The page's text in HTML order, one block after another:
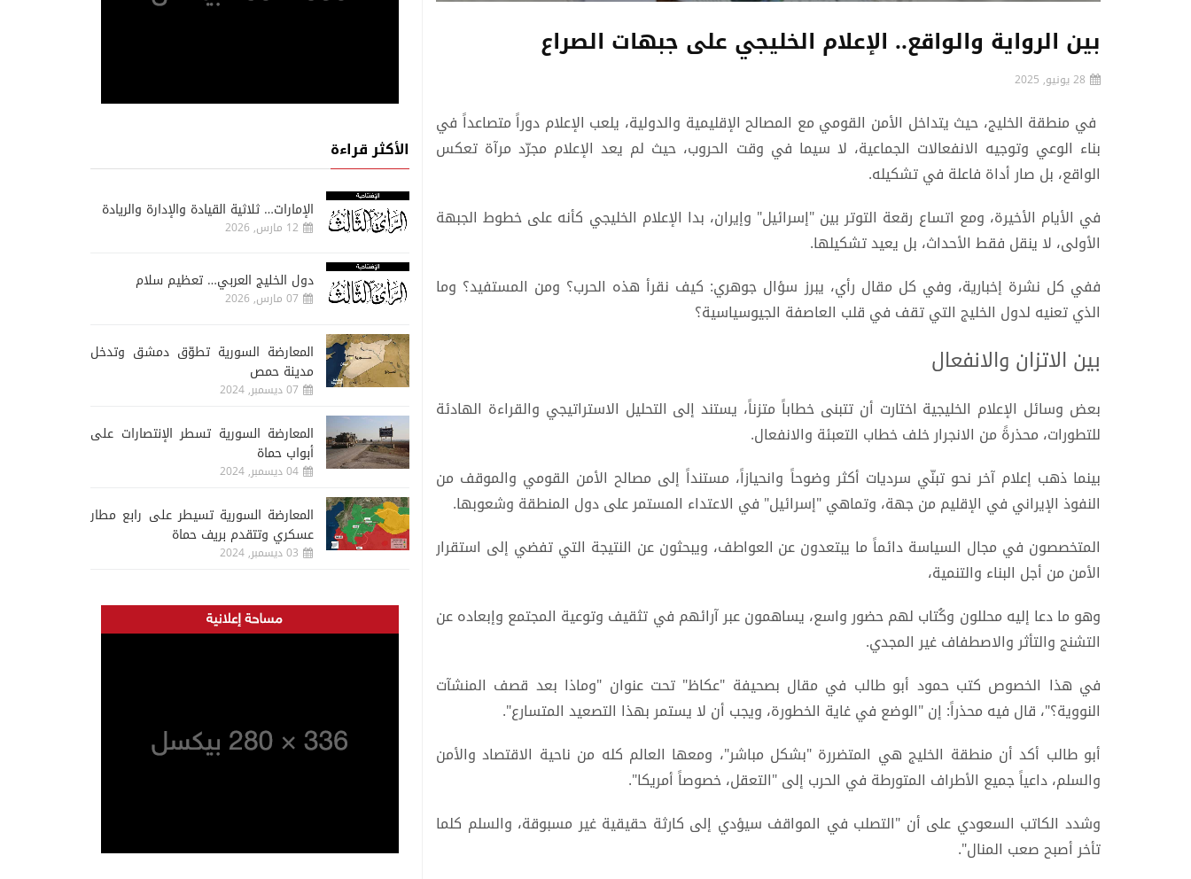
بين الرواية والواقع.. الإعلام الخليجي على جبهات الصراع
28 يونيو, 2025
في منطقة الخليج، حيث يتداخل الأمن القومي مع المصالح الإقليمية والدولية، يلعب الإعلام دوراً متصاعداً في
بناء الوعي وتوجيه الانفعالات الجماعية، لا سيما في وقت الحروب، حيث لم يعد الإعلام مجرّد مرآة تعكس
الواقع، بل صار أداة فاعلة في تشكيله.
في الأيام الأخيرة، ومع اتساع رقعة التوتر بين "إسرائيل" وإيران، بدا الإعلام الخليجي كأنه على خطوط الجبهة
الأولى، لا ينقل فقط الأحداث، بل يعيد تشكيلها.
ففي كل نشرة إخبارية، وفي كل مقال رأي، يبرز سؤال جوهري: كيف نقرأ هذه الحرب؟ ومن المستفيد؟ وما
الذي تعنيه لدول الخليج التي تقف في قلب العاصفة الجيوسياسية؟
بين الاتزان والانفعال
بعض وسائل الإعلام الخليجية اختارت أن تتبنى خطاباً متزناً، يستند إلى التحليل الاستراتيجي والقراءة الهادئة
للتطورات، محذرةً من الانجرار خلف خطاب التعبئة والانفعال.
بينما ذهب إعلام آخر نحو تبنّي سرديات أكثر وضوحاً وانحيازاً، مستنداً إلى مصالح الأمن القومي والموقف من
النفوذ الإيراني في الإقليم من جهة، وتماهي "إسرائيل" في الاعتداء المستمر على دول المنطقة وشعوبها.
المتخصصون في مجال السياسة دائماً ما يبتعدون عن العواطف، ويبحثون عن النتيجة التي تفضي إلى استقرار
الأمن من أجل البناء والتنمية،
وهو ما دعا إليه محللون وكُتاب لهم حضور واسع، يساهمون عبر آرائهم في تثقيف وتوعية المجتمع وإبعاده عن
التشنج والتأثر والاصطفاف غير المجدي.
في هذا الخصوص كتب حمود أبو طالب في مقال بصحيفة "عكاظ" تحت عنوان "وماذا بعد قصف المنشآت
النووية؟"، قال فيه محذراً: إن "الوضع في غاية الخطورة، ويجب أن لا يستمر بهذا التصعيد المتسارع".
أبو طالب أكد أن منطقة الخليج هي المتضررة "بشكل مباشر"، ومعها العالم كله من ناحية الاقتصاد والأمن
والسلم، داعياً جميع الأطراف المتورطة في الحرب إلى "التعقل، خصوصاً أمريكا".
وشدد الكاتب السعودي على أن "التصلب في المواقف سيؤدي إلى كارثة حقيقية غير مسبوقة، والسلم كلما
تأخر أصبح صعب المنال".
الأكثر قراءة
الإمارات… ثلاثية القيادة والإدارة والريادة
12 مارس, 2026
دول الخليج العربي… تعظيم سلام
07 مارس, 2026
المعارضة السورية تطوّق دمشق وتدخل
مدينة حمص
07 ديسمبر, 2024
المعارضة السورية تسطر الإنتصارات على
أبواب حماة
04 ديسمبر, 2024
المعارضة السورية تسيطر على رابع مطار
عسكري وتتقدم بريف حماة
03 ديسمبر, 2024